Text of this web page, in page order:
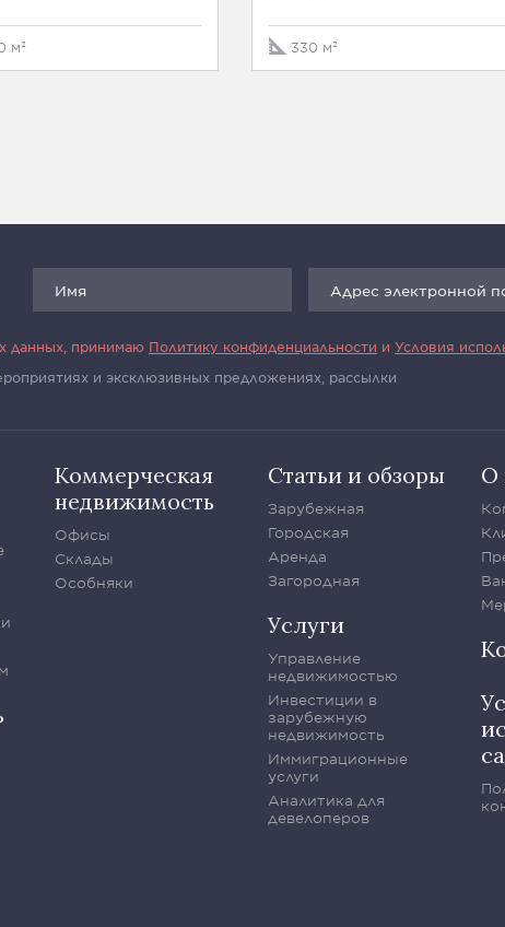
м² 330 м²
данных, принимаю Политику конфиденциальности и Условия
и эксклюзивных предложениях, рассылки
Коммерческая
недвижимость
Офисы
Склады
Особняки
Статьи и обзоры
Зарубежная
Городская
Аренда
Загородная
Услуги
Управление
недвижимостью
Инвестиции в
зарубежную
недвижимость
Иммиграционные
услуги
Аналитика для
девелоперов
О